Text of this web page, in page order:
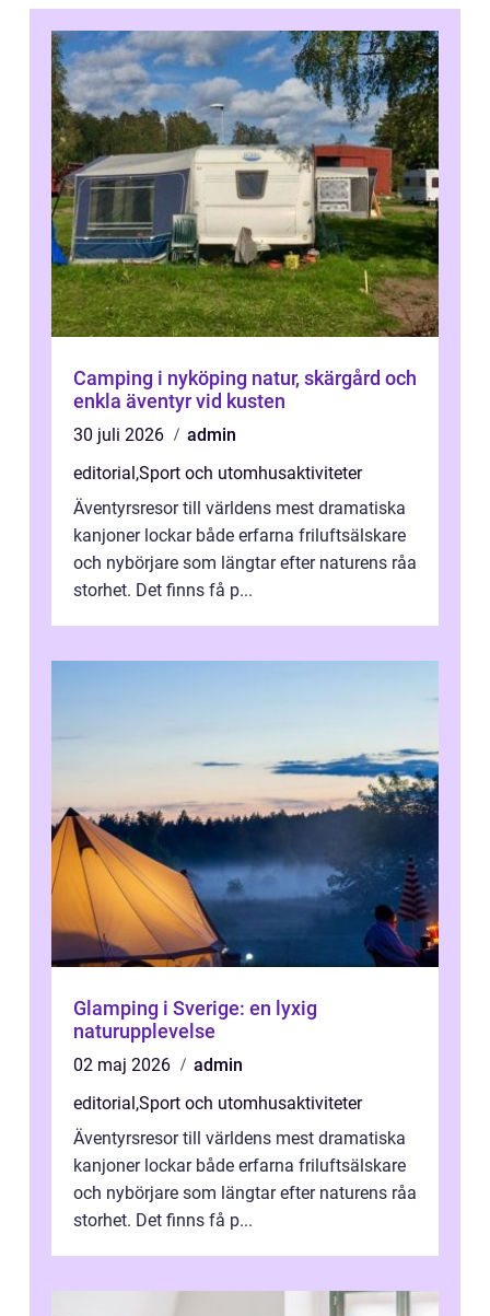
Camping i nyköping natur, skärgård och
enkla äventyr vid kusten
30 juli 2026
admin
editorial ,Sport och utomhusaktiviteter
Äventyrsresor till världens mest dramatiska
kanjoner lockar både erfarna friluftsälskare
och nybörjare som längtar efter naturens råa
storhet. Det finns få p...
Glamping i Sverige: en lyxig
naturupplevelse
02 maj 2026
admin
editorial ,Sport och utomhusaktiviteter
Äventyrsresor till världens mest dramatiska
kanjoner lockar både erfarna friluftsälskare
och nybörjare som längtar efter naturens råa
storhet. Det finns få p...